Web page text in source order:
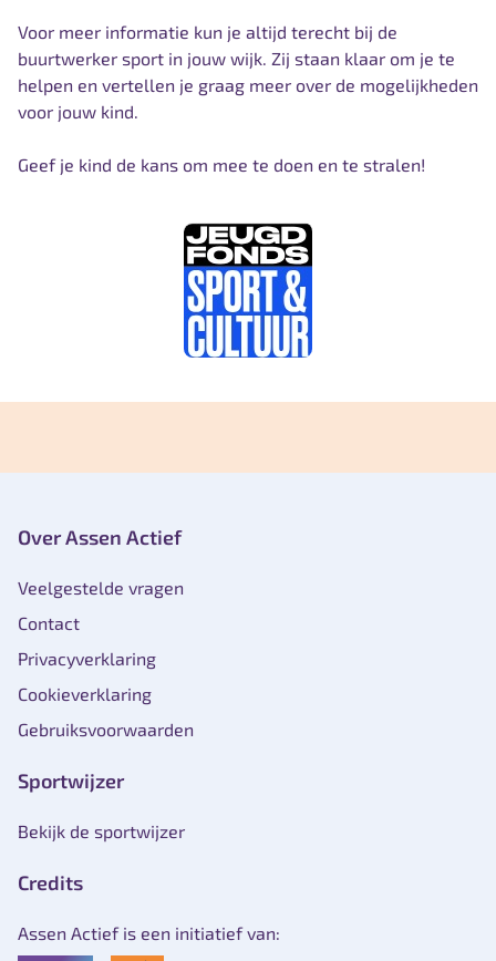
Voor meer informatie kun je altijd terecht bij de
buurtwerker sport in jouw wijk. Zij staan klaar om je te
helpen en vertellen je graag meer over de mogelijkheden
voor jouw kind.
Geef je kind de kans om mee te doen en te stralen!
Over Assen Actief
Veelgestelde vragen
Contact
Privacyverklaring
Cookieverklaring
Gebruiksvoorwaarden
Sportwijzer
Bekijk de sportwijzer
Credits
Assen Actief is een initiatief van: